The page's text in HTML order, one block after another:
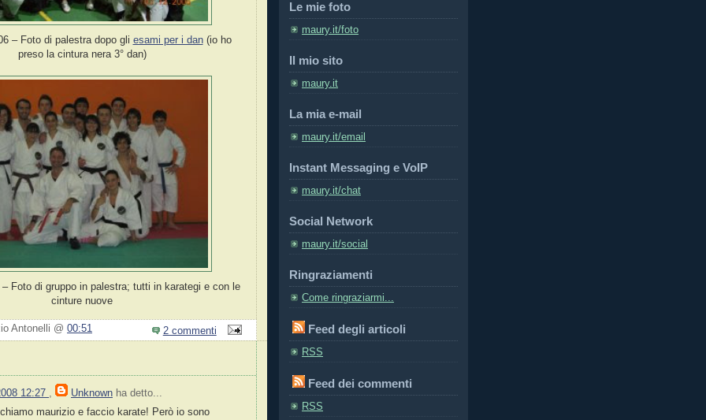
– Foto di palestra dopo gli esami per i dan(io ho
preso la cintura nera 3° dan)
Foto di gruppo in palestra; tutti in karategi e con le
cinture nuove
Antonelli @ 00:51 2 commenti
12:27 , Unknown ha detto...
maurizio e faccio karate! Però io sono
Le mie foto
maury.it/foto
Il mio sito
maury.it
La mia e-mail
maury.it/email
Instant Messaging e VoIP
maury.it/chat
Social Network
maury.it/social
Ringraziamenti
Come ringraziarmi...
Feed degli articoli
RSS
Feed dei commenti
RSS